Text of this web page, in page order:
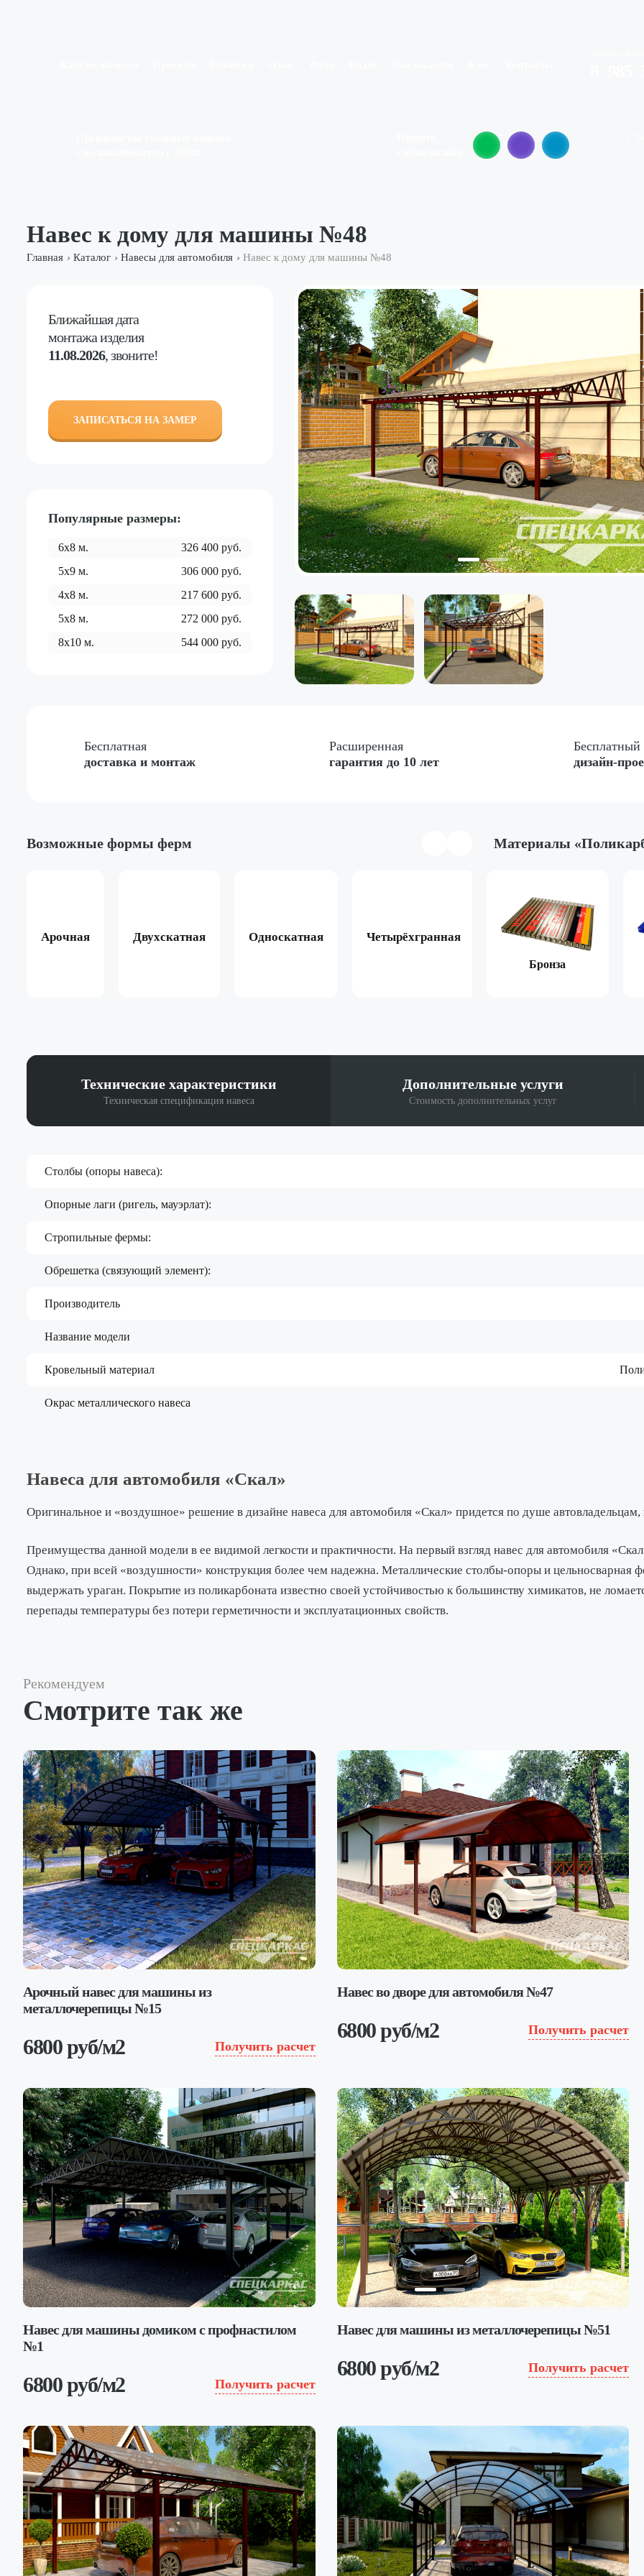
Навес к дому для машины №48
Главная › Каталог › Навесы для автомобиля › Навес к дому для машины №48
Ближайшая дата
монтажа изделия
11.08.2026, звоните!
ЗАПИСАТЬСЯ НА ЗАМЕР
Популярные размеры:
6x8 м. 326 400руб.
5x9 м. 306 000руб.
4x8 м. 217 600руб.
5x8 м. 272 000руб.
8x10 м. 544 000руб.
Бесплатная
доставка и монтаж
Расширенная
гарантия до 10 лет
Бесплатный
дизайн-
Возможные формы ферм
Арочная Двухскатная Односкатная Четырёхгранная Арочная
Материалы
Бронза
Техническиехарактеристики
Техническая спецификация навеса
Дополнительныеуслуги
Стоимость дополнительных услуг
Столбы (опоры навеса):
Опорные лаги (ригель, мауэрлат):
Стропильные фермы:
Обрешетка (связующий элемент):
Производитель
Название модели
Кровельный материал
Окрас металлического навеса
Навеса для автомобиля «Скал»
Оригинальное и «воздушное» решение в дизайне навеса для автомобиля «Скал» придется по душе
Преимущества данной модели в ее видимой легкости и практичности. На первый взгляд навес для автомобиля
Однако, при всей «воздушности» конструкция более чем надежна. Металлические столбы-опоры и цельносварная
выдержать ураган. Покрытие из поликарбоната известно своей устойчивостью к большинству химикатов, не
перепады температуры без потери герметичности и эксплуатационных свойств.
Рекомендуем
Смотрите так же
Арочный навес для машины из
металлочерепицы №15
6800 руб/м2 Получить расчет
Навес во дворе для автомобиля №47
6800 руб/м2 Получить расчет
Навес для машины домиком с профнастилом
№1
6800 руб/м2 Получить расчет
Навес для машины из металлочерепицы №51
6800 руб/м2 Получить расчет